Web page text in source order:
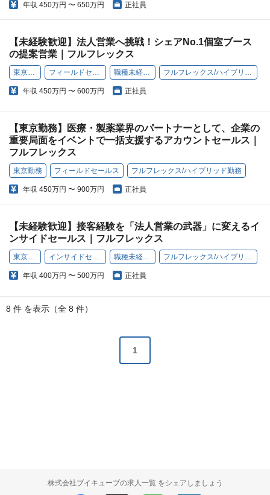
年収 450万円 〜 650万円 正社員
【未経験歓迎】法人営業へ挑戦！シェアNo.1個室ブース
の提案営業｜フルフレックス
東京勤務 フィールドセールス 職種未経験OK フルフレックス/ハイブリッド勤務
年収 450万円 〜 600万円 正社員
【東京勤務】医療・製薬業界のパートナーとして、企業の
重要局面をイベントで一括支援するアカウントセールス｜
フルフレックス
東京勤務 フィールドセールス フルフレックス/ハイブリッド勤務
年収 450万円 〜 900万円 正社員
【未経験歓迎】接客経験を「法人営業の武器」に変えるイ
ンサイドセールス｜フルフレックス
東京勤務 インサイドセールス 職種未経験OK フルフレックス/ハイブリッド勤務
年収 400万円 〜 500万円 正社員
8 件 を表示（全 8 件）
1
株式会社ブイキューブの求人一覧 をシェアしましょう